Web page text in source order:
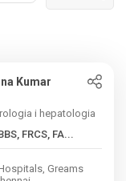
Kumar
i hepatologia
FRCS, FA...
Greams